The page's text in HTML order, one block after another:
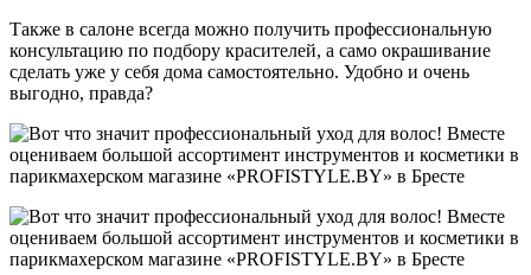
Также в салоне всегда можно получить профессиональную
консультацию по подбору красителей, а само окрашивание
сделать уже у себя дома самостоятельно. Удобно и очень
выгодно, правда?